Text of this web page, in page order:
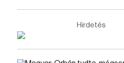
Hirdetés